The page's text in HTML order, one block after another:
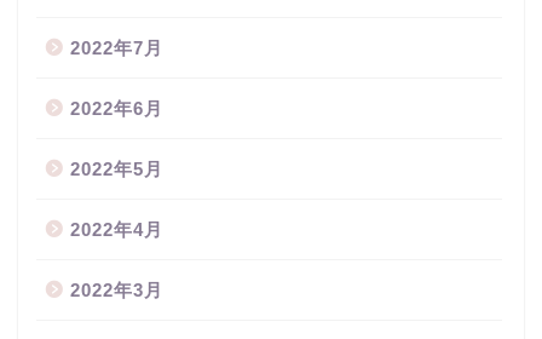
2022年7月
2022年6月
2022年5月
2022年4月
2022年3月